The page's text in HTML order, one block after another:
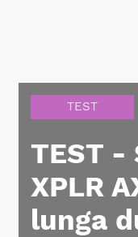
TEST
TEST -
XPLR
lunga